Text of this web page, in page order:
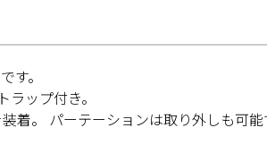
す。
ップ付き。
。 パーテーションは取り外しも可能